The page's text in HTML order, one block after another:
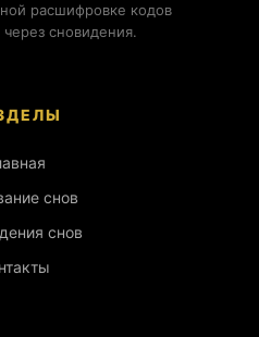
расшифровке кодов
сновидения.
снов
снов